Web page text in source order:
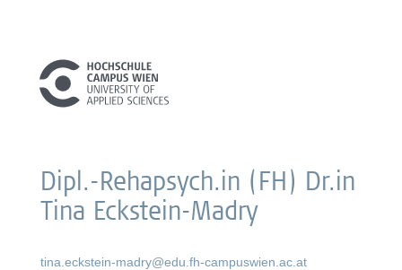
Dipl.-Rehapsych.in (FH) Dr.in
Tina Eckstein-Madry
tina.eckstein-madry@edu.fh-campuswien.ac.at